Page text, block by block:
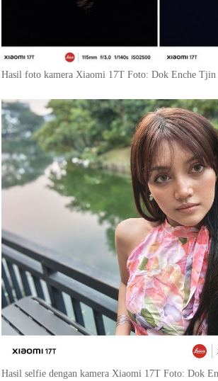
Hasil foto kamera Xiaomi 17T Foto: Dok Enche Tjin
Hasil selfie dengan kamera Xiaomi 17T Foto: Dok